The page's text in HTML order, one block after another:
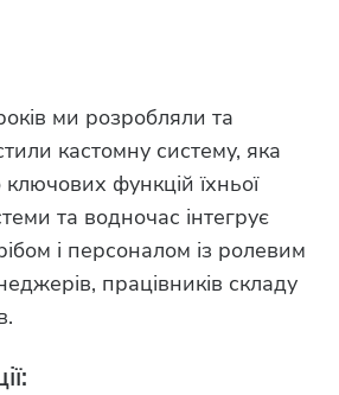
ми розробляли та
кастомну систему, яка
функцій їхньої
та водночас інтегрує
і персоналом із ролевим
працівників складу